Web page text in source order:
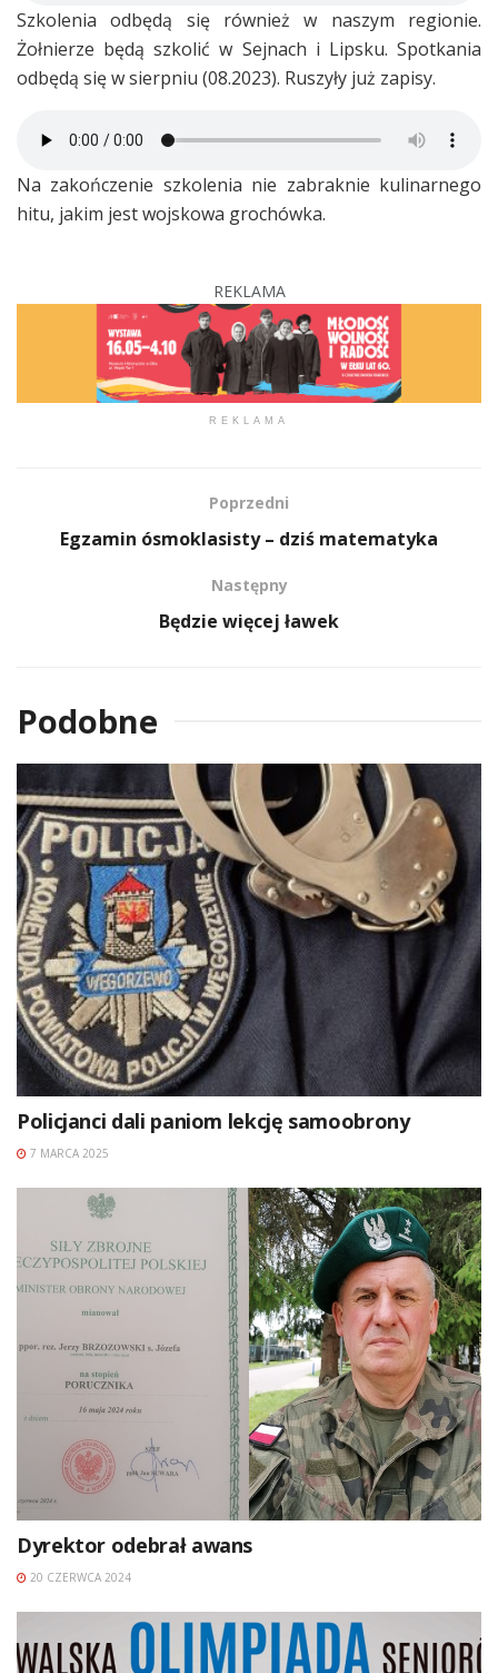
Szkolenia odbędą się również w naszym regionie.
Żołnierze będą szkolić w Sejnach i Lipsku. Spotkania
odbędą się w sierpniu (08.2023). Ruszyły już zapisy.
Na zakończenie szkolenia nie zabraknie kulinarnego
hitu, jakim jest wojskowa grochówka.
REKLAMA
REKLAMA
Poprzedni
Egzamin ósmoklasisty – dziś matematyka
Następny
Będzie więcej ławek
Podobne
Policjanci dali paniom lekcję samoobrony
7 MARCA 2025
Dyrektor odebrał awans
20 CZERWCA 2024